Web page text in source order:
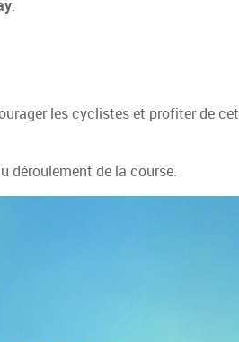
.
les cyclistes et profiter de cet
déroulement de la course.